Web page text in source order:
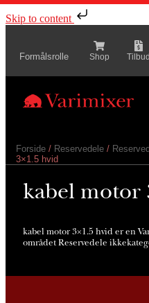
Skip to content
Formålsrolle Shop Tilbud
Forside / Reservedele /
3×1.5 hvid
kabel motor
kabel motor 3×1.5 hvid er en
området Reservedele